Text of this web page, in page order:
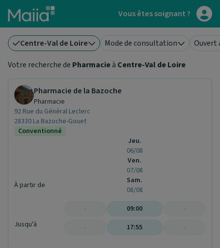
Aller au contenu principal Vous êtes soignant ?
Centre-Val de Loire Mode de consultation
Ouvert
Votre recherche de Pharmacieà Centre-Val de Loire
Pharmacie de la Bazoche
Pharmacie
92 Rue du Général Leclerc
28330 La Bazoche-Gouet
Conventionné
À partir de
Jusqu'à
Jeu.
06/08
Ven.
07/08
Sam.
08/08
-
-
09:00
17:55
-
-